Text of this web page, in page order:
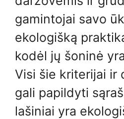
gamintojai savo
ekologišką
kodėl jų šoninė
Visi šie kriterijai ir
gali papildyti
lašiniai yra